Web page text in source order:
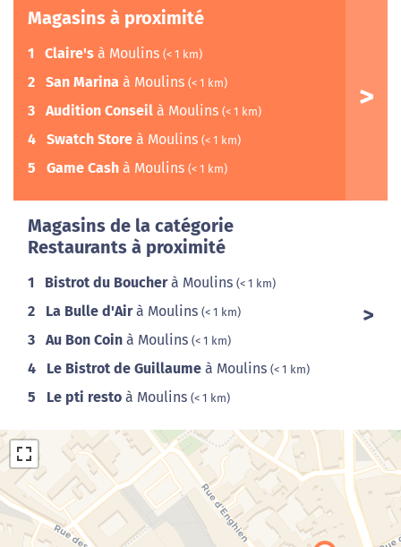
Magasins à proximité
1 Claire's à Moulins (< 1 km)
2 San Marina à Moulins (< 1 km)
3 Audition Conseil à Moulins (< 1 km)
4 Swatch Store à Moulins (< 1 km)
5 Game Cash à Moulins (< 1 km)
Magasins de la catégorie
Restaurants à proximité
1 Bistrot du Boucherà Moulins (< 1 km)
2 La Bulle d'Airà Moulins (< 1 km)
3 Au Bon Coin à Moulins (< 1 km)
4 Le Bistrot de Guillaume à Moulins (< 1 km)
5 Le pti resto à Moulins (< 1 km)